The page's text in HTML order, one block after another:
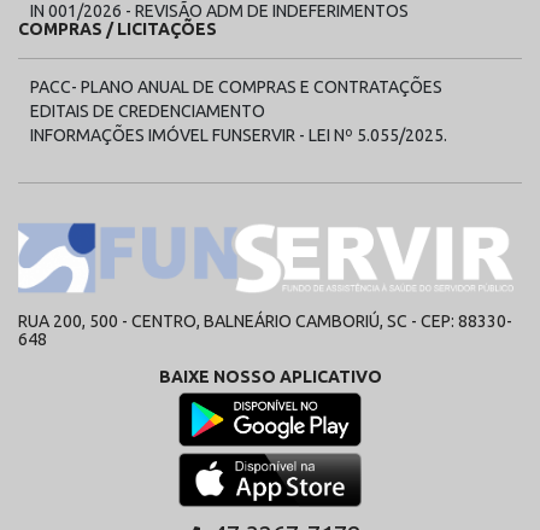
IN 001/2026 - REVISÃO ADM DE INDEFERIMENTOS
COMPRAS / LICITAÇÕES
PACC- PLANO ANUAL DE COMPRAS E CONTRATAÇÕES
EDITAIS DE CREDENCIAMENTO
INFORMAÇÕES IMÓVEL FUNSERVIR - LEI Nº 5.055/2025.
RUA 200, 500 - CENTRO, BALNEÁRIO CAMBORIÚ, SC - CEP: 88330-
648
BAIXE NOSSO APLICATIVO